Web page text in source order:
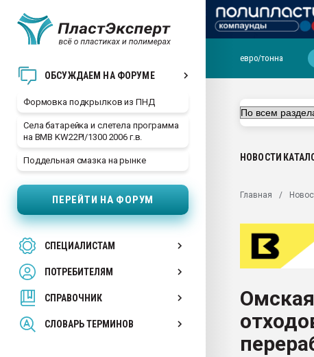
ОБСУЖДАЕМ НА ФОРУМЕ
Формовка подкрылков из ПНД
Села батарейка и слетела программа
на BMB KW22PI/1300 2006 г.в.
Поддельная смазка на рынке
ПЕРЕЙТИ НА ФОРУМ
СПЕЦИАЛИСТАМ
ПОТРЕБИТЕЛЯМ
СПРАВОЧНИК
СЛОВАРЬ ТЕРМИНОВ
29.07.2026 ФРП помог
Вакуум-формовочные
28.07.2026
первый план в
пластмасс
ситуацией на
Всё, что касается
бутылок
евро/тонна
НОВОСТИ
Главная